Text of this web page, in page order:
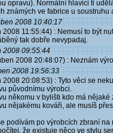
opravu). Normální hlavici ti
známých ve fabrice u soustruhu
2008 10:40:17
2008 11:55:44) : Nemusí to být
tak dobře nevypadaj.
2008 09:55:44
2008 20:48:07) : Neznám
2008 19:56:33
2008 20:08:53) : Tyto věci se
původnímu výrobci.
někomu v bylišti kdo má nějaké
nějakému kováři, ale musíš
podívám po výrobcích zbraní
že existuje něco ve stylu